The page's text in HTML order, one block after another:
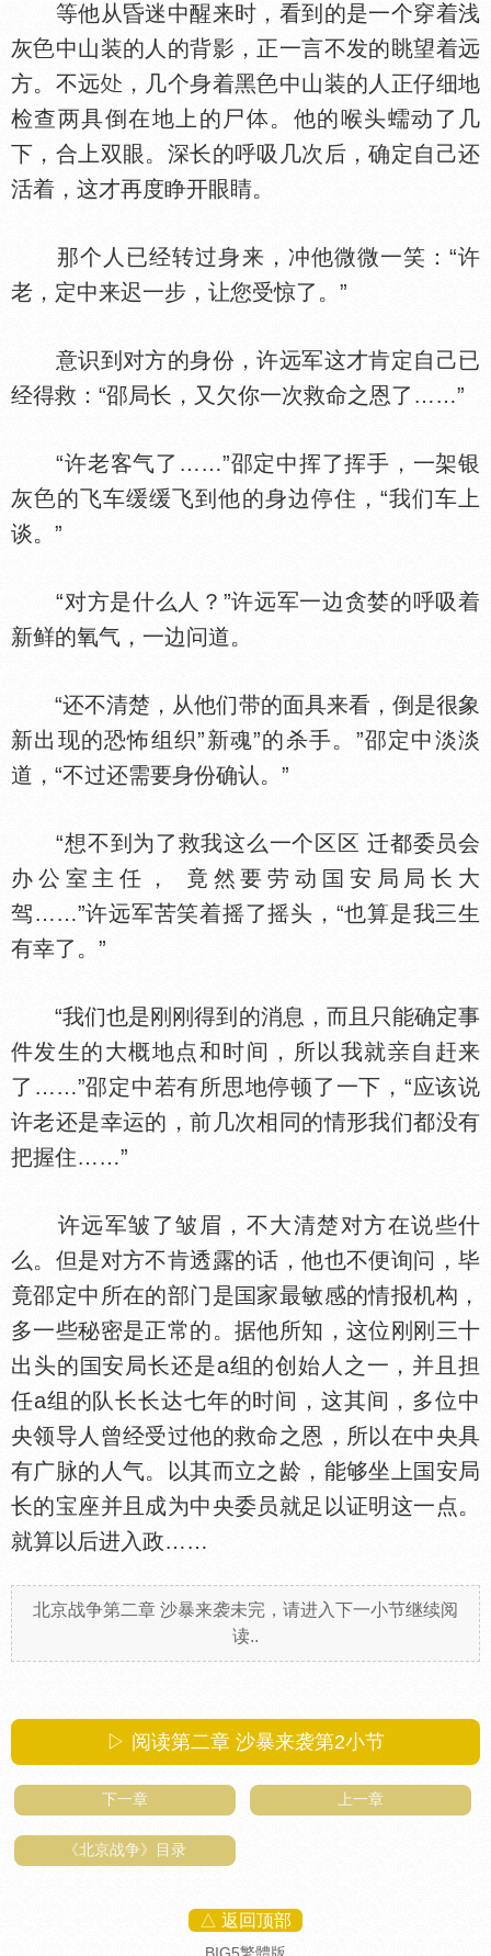
等他从昏迷中醒来时，看到的是一个穿着浅
灰
中山装的人的背影，正一言不发的眺望着远
方。不远
，几个身着黑
中山装的人正仔细地
检查两具倒在地上的尸
。他的喉头蠕动了几
下，合上双眼。深长的呼吸几次后，确定自己还
活着，这才再度睁开眼睛。
那个人已经转过身来，冲他微微一笑：“许
老，定中来迟一步，让您受惊了。”
意识到对方的身份，许远军这才肯定自己已
经得救：“邵局长，又欠你一次救命之恩了……”
“许老客气了……”邵定中挥了挥手，一架银
灰
的飞车缓缓飞到他的身边停住，“我们车上
谈。”
“对方是什么人？”许远军一边贪婪的呼吸着
新鲜的氧气，一边问道。
“还不清楚，从他们带的面具来看，倒是很象
新出现的恐怖组织”新魂”的杀手。”邵定中淡淡
道，“不过还需要身份确认。”
“想不到为了救我这么一个区区 迁都委员会
办公室主任， 竟然要劳动
安局局长大
驾……”许远军苦笑着摇了摇头，“也算是我三生
有幸了。”
“我们也是刚刚得到的消息，而且只能确定事
件发生的大概地点和时间，所以我就
自赶来
了……”邵定中若有所思地停顿了一下，“应该说
许老还是幸运的，前几次相同的情形我们都没有
把握住……”
许远军皱了皱眉，不大清楚对方在说些什
么。但是对方不肯透露的话，他也不便询问，毕
竟邵定中所在的部门是
家最敏感的情报机构，
多一些秘密是正常的。据他所知，这位刚刚三十
出头的
安局长还是a组的创始人之一，并且担
任a组的队长长达七年的时间，这其间，多位中
央领导人曾经受过他的救命之恩，所以在中央具
有广脉的人气。以其而立之龄，能够坐上
安局
长的宝座并且成为中央委员就足以证明这一点。
就算以后进入政……
北京战争第二章 沙暴来袭未完，请进入下一小节继续阅
读..
▷ 阅读第二章 沙暴来袭第2小节
下一章 上一章
《北京战争》目录
△ 返回顶部